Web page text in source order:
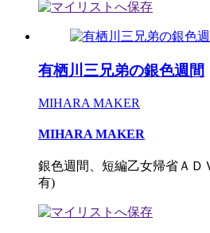
有栖川三兄弟の銀色週間
MIHARA MAKER
MIHARA MAKER
銀色週間、短編乙女帰省ＡＤ
有)